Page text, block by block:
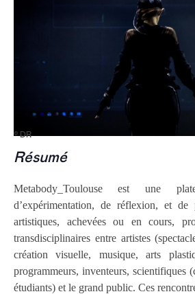
© DR
Résumé
Metabody_Toulouse est une
d’expérimentation, de réflexion, et de
artistiques, achevées ou en cours,
transdisciplinaires entre artistes
création visuelle, musique, arts
programmeurs, inventeurs, scientifiques
étudiants) et le grand public. Ces